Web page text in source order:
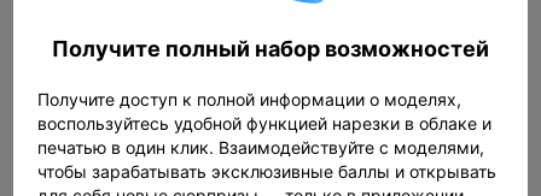
Получите полный набор возможностей
Получите доступ к полной информации о моделях,
воспользуйтесь удобной функцией нарезки в облаке и
печатью в один клик. Взаимодействуйте с моделями,
чтобы зарабатывать эксклюзивные баллы и открывать